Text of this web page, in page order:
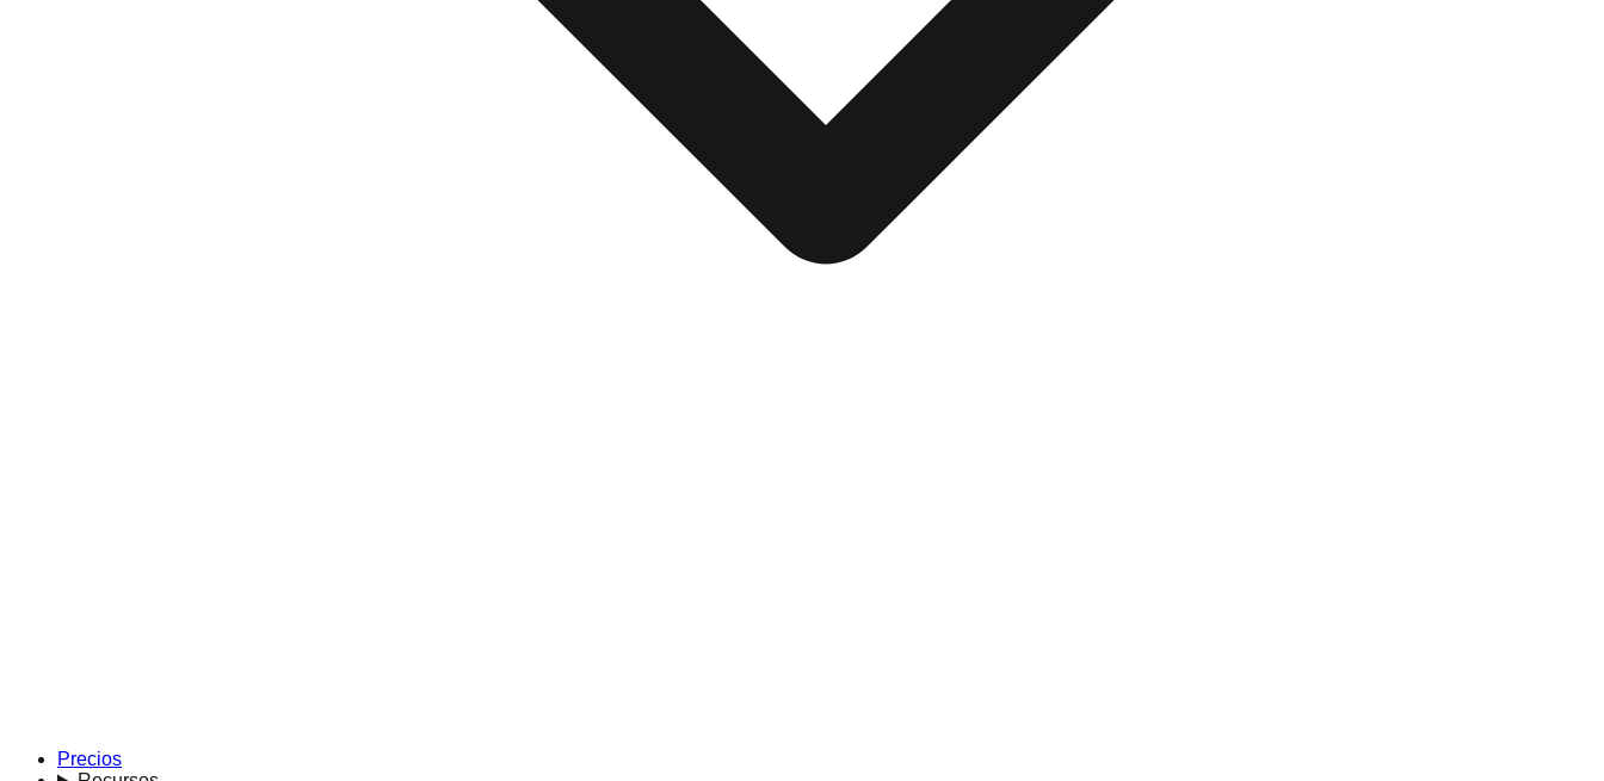
Precios